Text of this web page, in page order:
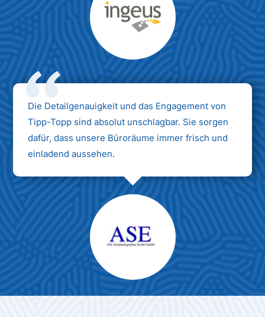
Max Mustermann
Unternehmen AG
Die Detailgenauigkeit und das Engagement von
Tipp-Topp sind absolut unschlagbar. Sie sorgen
dafür, dass unsere Büroräume immer frisch und
einladend aussehen.
Max Mustermann